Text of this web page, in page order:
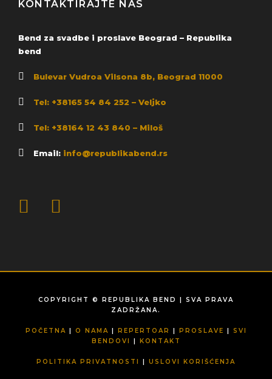
KONTAKTIRAJTE NAS
Bend za svadbe i proslave Beograd – Republika
bend
Bulevar Vudroa Vilsona 8b, Beograd 11000
Tel: +38165 54 84 252 – Veljko
Tel: +38164 12 43 840 – Miloš
Email: info@republikabend.rs
COPYRIGHT © REPUBLIKA BEND | SVA PRAVA
ZADRŽANA.
POČETNA | O NAMA | REPERTOAR | PROSLAVE | SVI
BENDOVI
| KONTAKT
POLITIKA PRIVATNOSTI | USLOVI KORIŠĆENJA